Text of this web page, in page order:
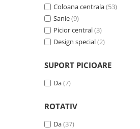
Coloana centrala(53)
Sanie(9)
Picior central(3)
Design special(2)
SUPORT PICIOARE
Da(7)
ROTATIV
Da(37)